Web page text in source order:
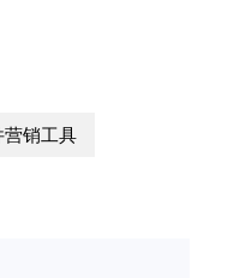
营销工具